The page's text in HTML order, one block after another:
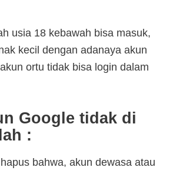
usia 18 kebawah bisa masuk,
kecil dengan adanaya akun
ortu tidak bisa login dalam
Google tidak di
:
bahwa, akun dewasa atau